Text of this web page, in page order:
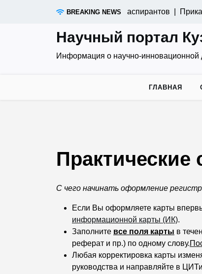
BREAKING NEWS
презентация для аспирантов |
Научный портал
Информация о научно-инновационной
ГЛАВНАЯ
С чего начинать оформление
Если Вы оформляете карты
информационной карты (ИК).
Заполните все поля карты в
реферат и пр.) по одному слову.
Любая корректировка карты
руководства и направляйте в